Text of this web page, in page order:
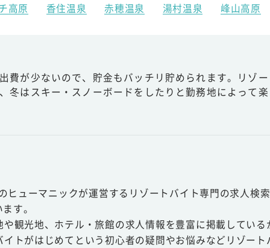
高原 香住温泉 赤穂温泉 湯村温泉 峰山高原
費が少ないので、貯金もバッチリ貯められます。リゾ
冬はスキー・スノーボードをしたりと勤務地によって
ューマニックが運営するリゾートバイト専門の求人検
す。
観光地、ホテル・旅館の求人情報を豊富に掲載してい
トがはじめてという初心者の疑問やお悩みなどリゾー